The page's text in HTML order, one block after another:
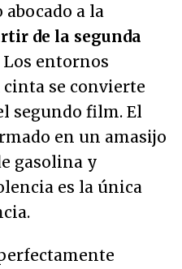
a la
de la segunda
Los entornos
se convierte
segundo film. El
en un amasijo
gasolina y
es la única